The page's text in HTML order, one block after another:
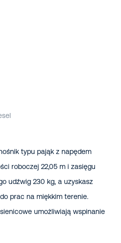
typu pająk z napędem
roboczej 22,05 m i zasięgu
udźwig 230 kg, a uzyskasz
prac na miękkim terenie.
umożliwiają wspinanie